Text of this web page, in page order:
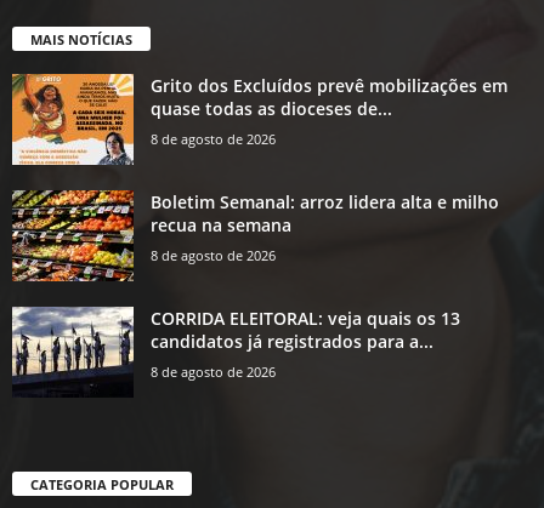
MAIS NOTÍCIAS
Grito dos Excluídos prevê mobilizações em
quase todas as dioceses de...
8 de agosto de 2026
Boletim Semanal: arroz lidera alta e milho
recua na semana
8 de agosto de 2026
CORRIDA ELEITORAL: veja quais os 13
candidatos já registrados para a...
8 de agosto de 2026
CATEGORIA POPULAR